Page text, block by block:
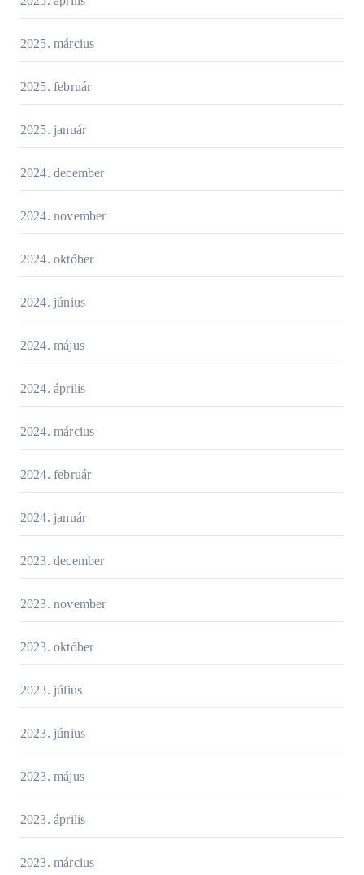
2025. március
2025. február
2025. január
2024. december
2024. november
2024. október
2024. június
2024. május
2024. április
2024. március
2024. február
2024. január
2023. december
2023. november
2023. október
2023. július
2023. június
2023. május
2023. április
2023. március